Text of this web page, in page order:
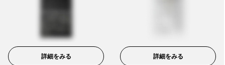
詳細をみる 詳細をみる